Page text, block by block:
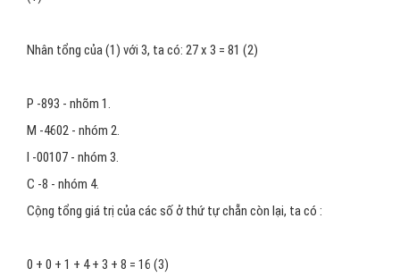
Việt Nam; 00106 là mã số hàng hoá của doanh nghiệp.
Bước 2 - Xác định C.
Cộng tổng giá trị của các số ở thứ tự lẻ bắt đầu được tính từ phải
sang trái của dãy mã số (trừ số C), ta có : 6 + 1 + 0 + 8 + 3 + 9 = 27
(1)
Nhân tổng của (1) với 3, ta có: 27 x 3 = 81 (2)